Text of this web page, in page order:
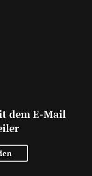
dem E-Mail